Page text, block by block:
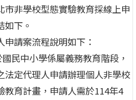
市非學校型態實驗教育採線上申
如下。
申請案流程說明如下：
民中小學係屬義務教育階段，
法定代理人申請辦理個人非學校
教育計畫，申請人需於114年4